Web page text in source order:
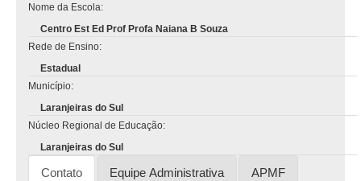
Nome da Escola:
Centro Est Ed Prof Profa Naiana B Souza
Rede de Ensino:
Estadual
Município:
Laranjeiras do Sul
Núcleo Regional de Educação:
Laranjeiras do Sul
Contato Equipe Administrativa APMF